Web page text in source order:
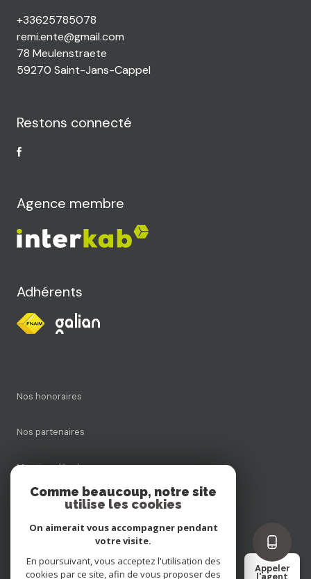
Appeler
l'agent
+33625785078
remi.ente@gmail.com
78 Meulenstraete
59270 Saint-Jans-Cappel
Restons connecté
Agence membre
Adhérents
Nos honoraires
Nos partenaires
Mentions légales
Cookies
Comme beaucoup, notre site
utilise les cookies
On aimerait vous accompagner pendant
votre visite.
En poursuivant, vous acceptez l'utilisation des
cookies par ce site, afin de vous proposer des